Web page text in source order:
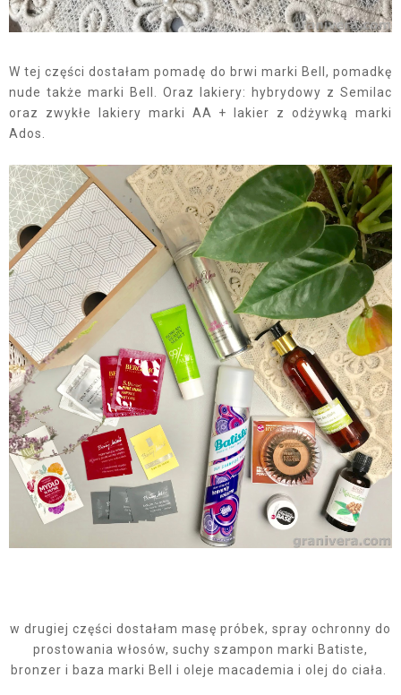
W tej części dostałam pomadę do brwi marki Bell, pomadkę
nude także marki Bell. Oraz lakiery: hybrydowy z Semilac
oraz zwykłe lakiery marki AA + lakier z odżywką marki
Ados.
w drugiej części dostałam masę próbek, spray ochronny do
prostowania włosów, suchy szampon marki Batiste,
bronzer i baza marki Bell i oleje macademia i olej do ciała.